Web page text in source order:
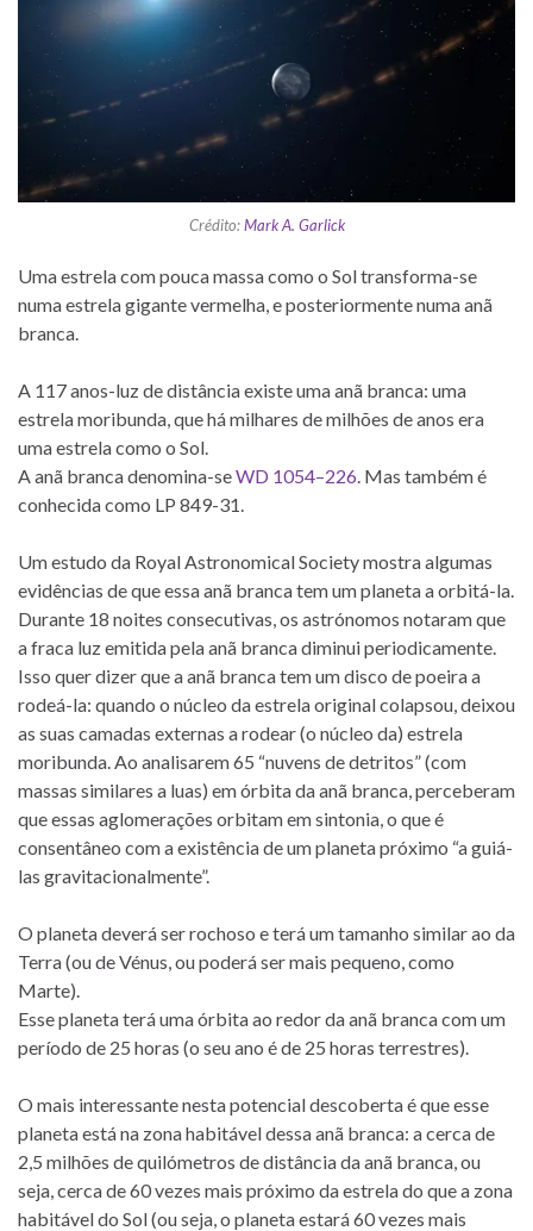
Crédito:Mark A. Garlick
Uma estrela com pouca massa como o Sol transforma-se
numa estrela gigante vermelha, e posteriormente numa anã
branca.
A 117 anos-luz de distância existe uma anã branca: uma
estrela moribunda, que há milhares de milhões de anos era
uma estrela como o Sol.
A anã branca denomina-seWD 1054–226 . Mas também é
conhecida como LP 849-31.
Um estudo da Royal Astronomical Society mostra algumas
evidências de que essa anã branca tem um planeta a orbitá-la.
Durante 18 noites consecutivas, os astrónomos notaram que
a fraca luz emitida pela anã branca diminui periodicamente.
Isso quer dizer que a anã branca tem um disco de poeira a
rodeá-la: quando o núcleo da estrela original colapsou, deixou
as suas camadas externas a rodear (o núcleo da) estrela
moribunda. Ao analisarem 65 “nuvens de detritos” (com
massas similares a luas) em órbita da anã branca, perceberam
que essas aglomerações orbitam em sintonia, o que é
consentâneo com a existência de um planeta próximo “a guiá-
las gravitacionalmente”.
O planeta deverá ser rochoso e terá um tamanho similar ao da
Terra (ou de Vénus, ou poderá ser mais pequeno, como
Marte).
Esse planeta terá uma órbita ao redor da anã branca com um
período de 25 horas (o seu ano é de 25 horas terrestres).
O mais interessante nesta potencial descoberta é que esse
planeta está na zona habitável dessa anã branca: a cerca de
2,5 milhões de quilómetros de distância da anã branca, ou
seja, cerca de 60 vezes mais próximo da estrela do que a zona
habitável do Sol (ou seja, o planeta estará 60 vezes mais